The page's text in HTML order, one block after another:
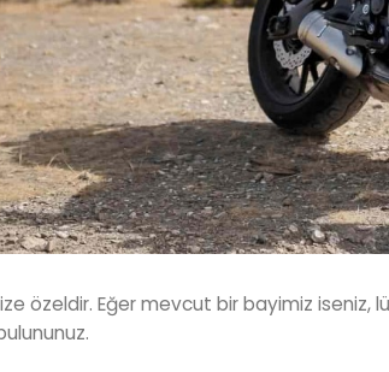
özeldir. Eğer mevcut bir bayimiz iseniz,